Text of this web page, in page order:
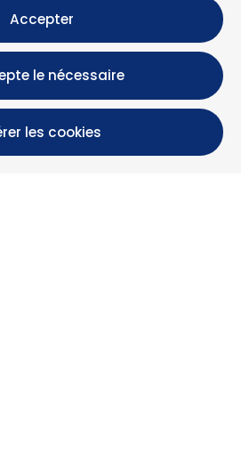
Accepter
le nécessaire
les cookies